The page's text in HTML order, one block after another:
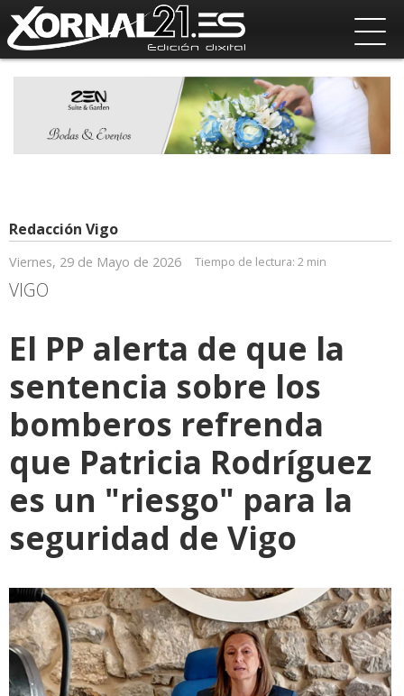
Redacción Vigo
Viernes, 29 de Mayo de 2026 Tiempo de lectura: 2 min
VIGO
El PP alerta de que la
sentencia sobre los
bomberos refrenda
que Patricia Rodríguez
es un "riesgo" para la
seguridad de Vigo